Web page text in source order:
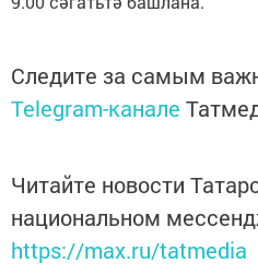
Следите за самым
Telegram-канале
Читайте новости
национальном
https://max.ru/tatmedia